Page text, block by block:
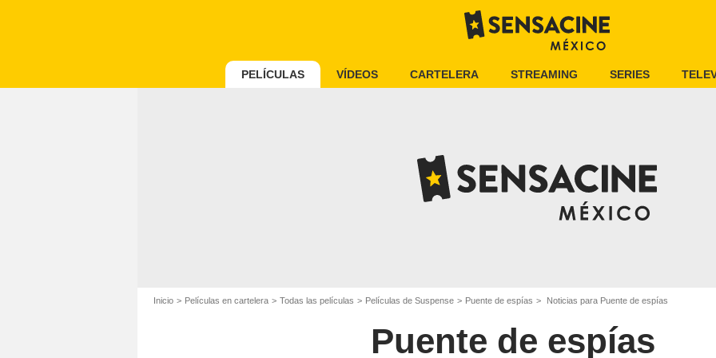
PELÍCULAS VÍDEOS CARTELERA STREAMING SERIES
Inicio Películas en cartelera Todas las películas Películas de Suspense Puente de espías Noticias para Puente de espías
Puente de espías